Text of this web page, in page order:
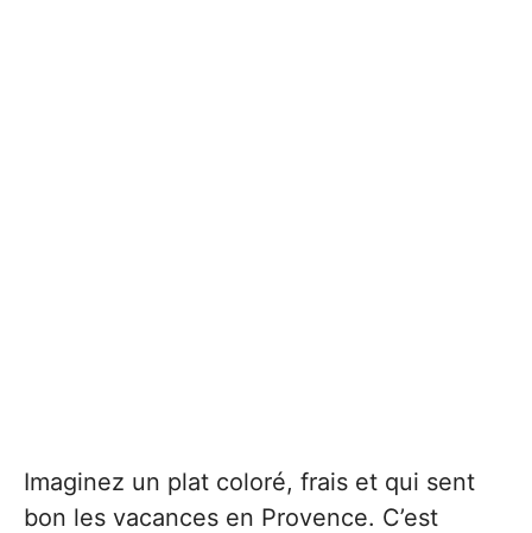
Imaginez un plat coloré, frais et qui sent
bon les vacances en Provence. C’est